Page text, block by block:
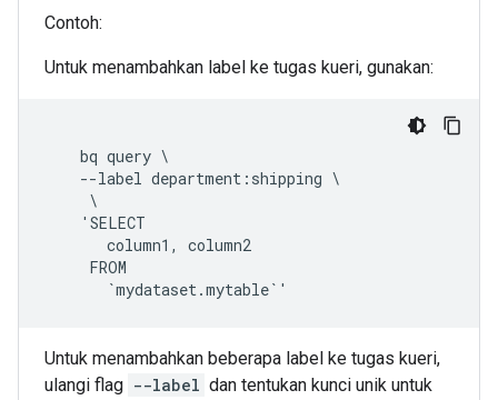
Contoh:
Untuk menambahkan label ke tugas kueri, gunakan:
    bq query \
    --label department:shipping \
     \
    'SELECT
       column1, column2
     FROM
Untuk menambahkan beberapa label ke tugas kueri,
ulangi flag --label dan tentukan kunci unik untuk